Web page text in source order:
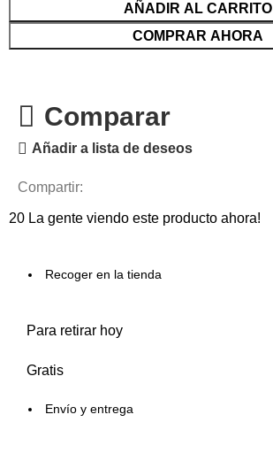
AÑADIR AL CARRITO
COMPRAR AHORA
Comparar
Añadir a lista de deseos
Compartir:
20 La gente viendo este producto ahora!
Recoger en la tienda
Para retirar hoy
Gratis
Envío y entrega